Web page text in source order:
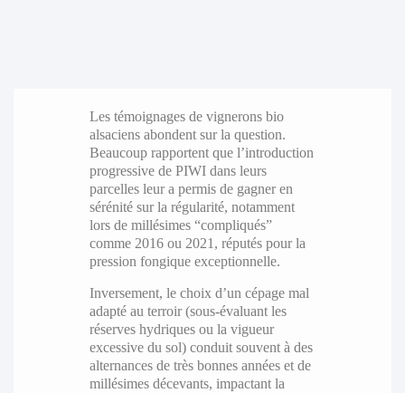
Les témoignages de vignerons bio
alsaciens abondent sur la question.
Beaucoup rapportent que l’introduction
progressive de PIWI dans leurs
parcelles leur a permis de gagner en
sérénité sur la régularité, notamment
lors de millésimes “compliqués”
comme 2016 ou 2021, réputés pour la
pression fongique exceptionnelle.
Inversement, le choix d’un cépage mal
adapté au terroir (sous-évaluant les
réserves hydriques ou la vigueur
excessive du sol) conduit souvent à des
alternances de très bonnes années et de
millésimes décevants, impactant la